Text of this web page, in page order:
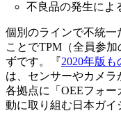
不良品の発生によ
個別のラインで不統一
ことでTPM（全員参
ずです。『2020年版
は、センサーやカメラ
各拠点に「OEEフォ
動に取り組む日本ガ